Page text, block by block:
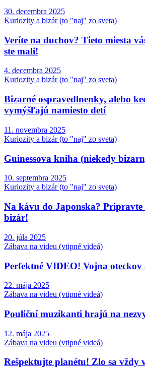
30. decembra 2025
Kuriozity a bizár (to "naj" zo sveta)
Veríte na duchov? Tieto miesta
ste mali!
4. decembra 2025
Kuriozity a bizár (to "naj" zo sveta)
Bizarné ospravedlnenky, alebo
vymýšľajú namiesto detí
11. novembra 2025
Kuriozity a bizár (to "naj" zo sveta)
Guinessova kniha (niekedy
10. septembra 2025
Kuriozity a bizár (to "naj" zo sveta)
Na kávu do Japonska?
bizár!
20. júla 2025
Zábava na videu (vtipné videá)
Perfektné VIDEO! Vojna oteckov
22. mája 2025
Zábava na videu (vtipné videá)
Pouliční muzikanti hrajú na
12. mája 2025
Zábava na videu (vtipné videá)
Rešpektujte planétu! Zlo sa vždy